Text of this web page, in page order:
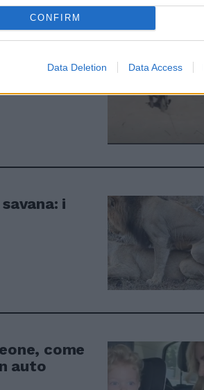
CONFIRM
Data Deletion Data Access
dalla
i
come
auto